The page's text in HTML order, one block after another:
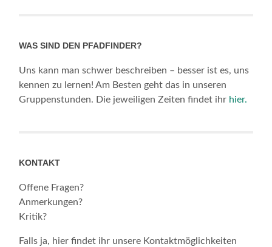
WAS SIND DEN PFADFINDER?
Uns kann man schwer beschreiben – besser ist es, uns
kennen zu lernen! Am Besten geht das in unseren
Gruppenstunden. Die jeweiligen Zeiten findet ihr hier.
KONTAKT
Offene Fragen?
Anmerkungen?
Kritik?
Falls ja, hier findet ihr unsere Kontaktmöglichkeiten